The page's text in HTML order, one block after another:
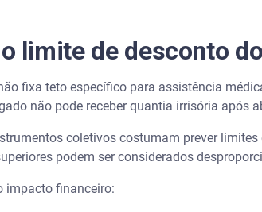
limite de desconto
fixa teto específico para assistência
não pode receber quantia irrisória após
coletivos costumam prever
podem ser considerados
impacto financeiro: